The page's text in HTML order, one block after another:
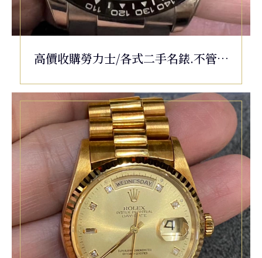
高價收購勞力士/各式二手名錶.不管是